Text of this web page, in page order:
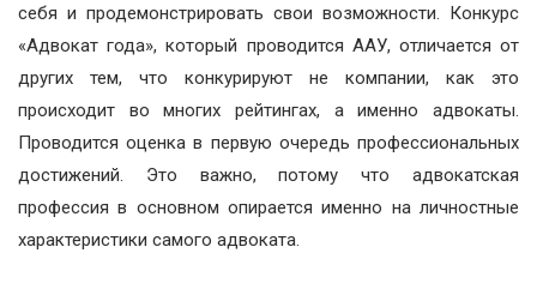
себя и продемонстрировать свои возможности. Конкурс
«Адвокат года», который проводится ААУ, отличается от
других тем, что конкурируют не компании, как это
происходит во многих рейтингах, а именно адвокаты.
Проводится оценка в первую очередь профессиональных
достижений. Это важно, потому что адвокатская
профессия в основном опирается именно на личностные
характеристики самого адвоката.